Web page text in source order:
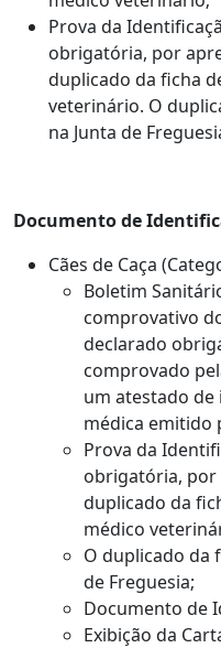
Prova da
obrigatória, por
duplicado da ficha
veterinário. O
na Junta de
Documento de
Cães de Caça
Boletim
comprovativo
declarado
comprovado
um atestado de
médica emitido
Prova da
obrigatória, por
duplicado da
médico
O duplicado da
de Freguesia;
Documento de
Exibição da